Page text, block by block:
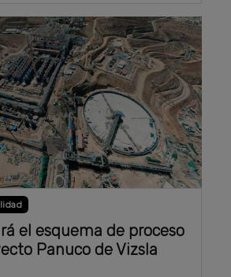
el esquema de proceso
Panuco de Vizsla